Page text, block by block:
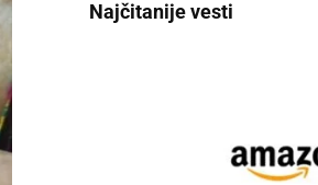
Najčitanije vesti